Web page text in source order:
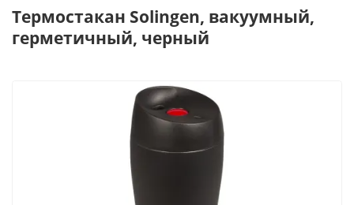
Термостакан Solingen, вакуумный,
герметичный, черный